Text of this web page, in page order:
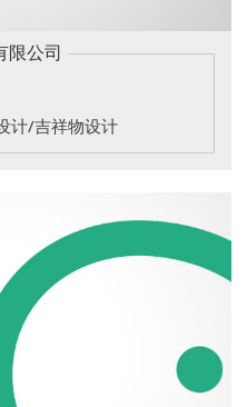
限公司
计/吉祥物设计